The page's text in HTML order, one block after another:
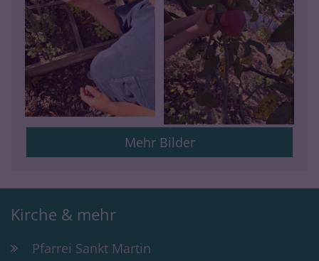
Mehr Bilder
Kirche & mehr
Pfarrei Sankt Martin